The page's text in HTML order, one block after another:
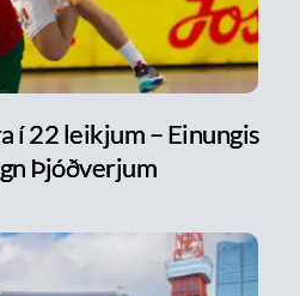
í 22 leikjum – Einungis
Þjóðverjum